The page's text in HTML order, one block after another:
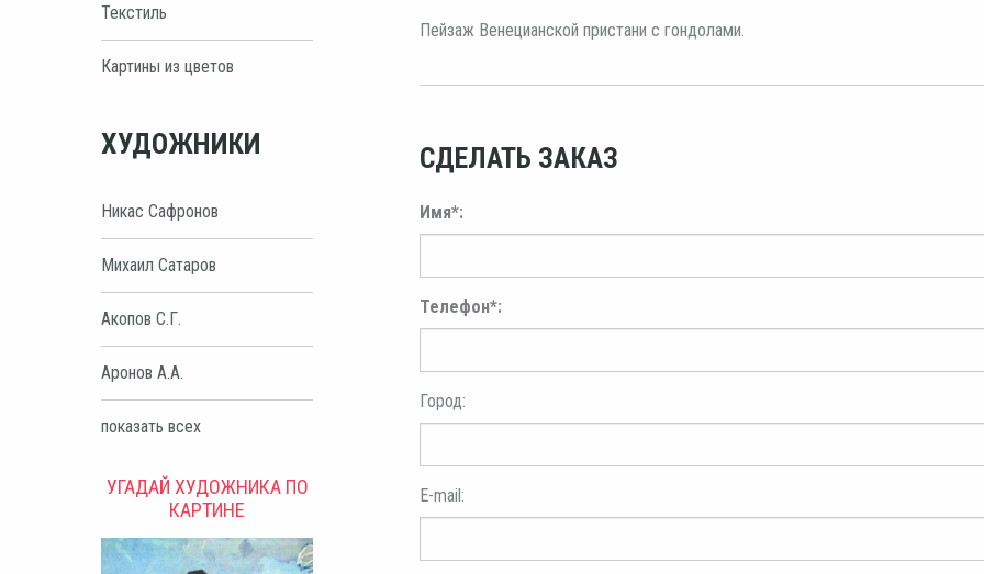
Текстиль
Картины из цветов
ХУДОЖНИКИ
Никас Сафронов
Михаил Сатаров
Акопов С.Г.
Аронов А.А.
показать всех
УГАДАЙ ХУДОЖНИКА ПО
КАРТИНЕ
Пейзаж Венецианской пристани с гондолами.
СДЕЛАТЬ ЗАКАЗ
Имя*:
Телефон*:
Город:
E-mail: